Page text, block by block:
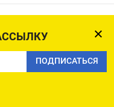
ПОДПИСАТЬСЯ
о